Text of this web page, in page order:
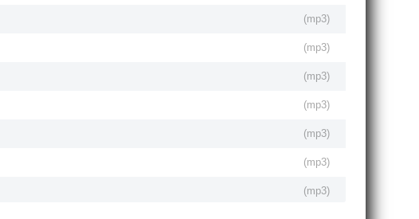
(mp3)
(mp3)
(mp3)
(mp3)
(mp3)
(mp3)
(mp3)